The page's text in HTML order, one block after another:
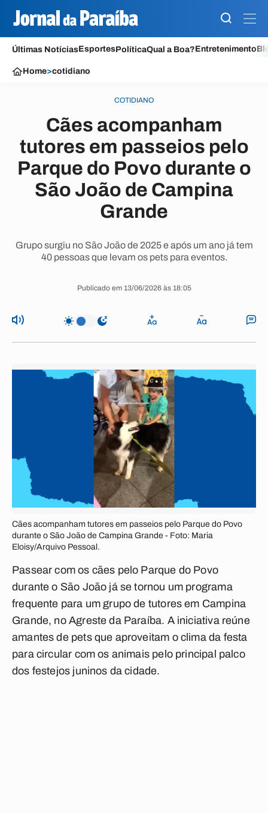
Últimas NotíciasEsportesPolíticaQual a Boa?Entretenimento
Home>cotidiano
COTIDIANO
Cães acompanham
tutores em passeios pelo
Parque do Povo durante o
São João de Campina
Grande
Grupo surgiu no São João de 2025 e após um ano já tem
40 pessoas que levam os pets para eventos.
Publicado em 13/06/2026 às 18:05
Cães acompanham tutores em passeios pelo Parque do Povo
durante o São João de Campina Grande - Foto: Maria
Eloisy/Arquivo Pessoal.
Passear com os cães pelo Parque do Povo
durante o São João já se tornou um programa
frequente para um grupo de tutores em Campina
Grande, no Agreste da Paraíba. A iniciativa reúne
amantes de pets que aproveitam o clima da festa
para circular com os animais pelo principal palco
dos festejos juninos da cidade.